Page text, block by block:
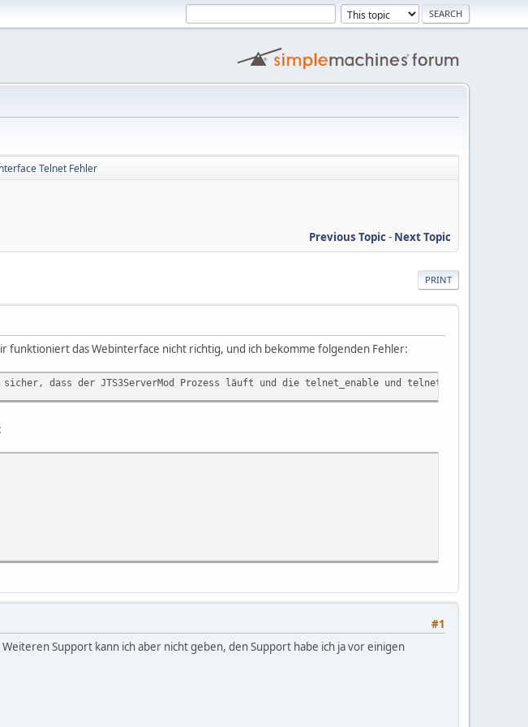
Telnet Fehler
Previous Topic- Next Topic
PRINT
funktioniert das Webinterface nicht richtig, und ich bekomme folgenden Fehler:
dass der JTS3ServerMod Prozess läuft und die telnet_enable und telnet_run_forever
#1
Support kann ich aber nicht geben, den Support habe ich ja vor einigen